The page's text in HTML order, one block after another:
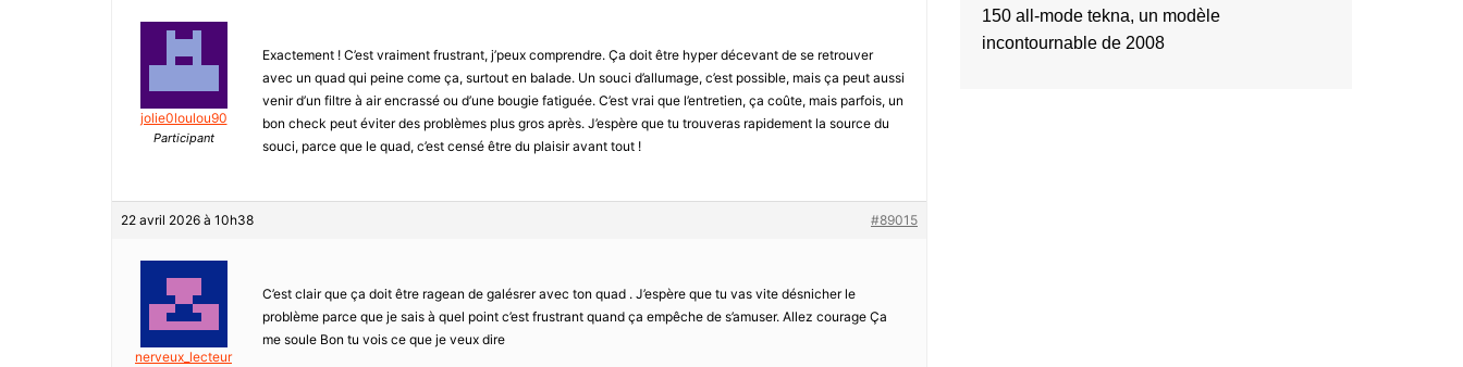
jolie0loulou90
Participant
Exactement ! C’est vraiment frustrant, j’peux comprendre. Ça doit être hyper décevant de se retrouver
avec un quad qui peine come ça, surtout en balade. Un souci d’allumage, c’est possible, mais ça peut aussi
venir d’un filtre à air encrassé ou d’une bougie fatiguée. C’est vrai que l’entretien, ça coûte, mais parfois, un
bon check peut éviter des problèmes plus gros après. J’espère que tu trouveras rapidement la source du
souci, parce que le quad, c’est censé être du plaisir avant tout !
22 avril 2026 à 10h38 #89015
nerveux_lecteur
C’est clair que ça doit être ragean de galésrer avec ton quad . J’espère que tu vas vite désnicher le
problème parce que je sais à quel point c’est frustrant quand ça empêche de s’amuser. Allez courage Ça
me soule Bon tu vois ce que je veux dire
150 all-mode tekna, un modèle
incontournable de 2008